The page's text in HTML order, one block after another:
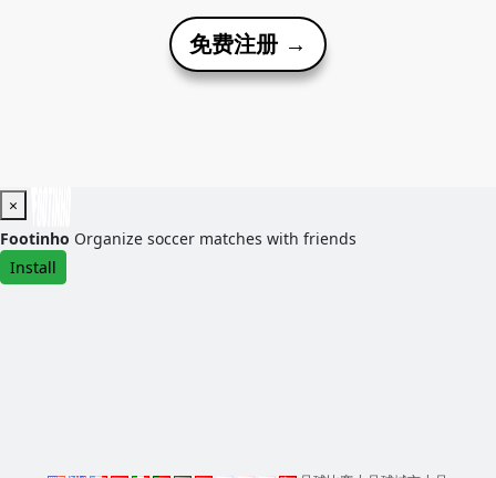
免费注册 →
×
Footinho Organize soccer matches with friends
Install